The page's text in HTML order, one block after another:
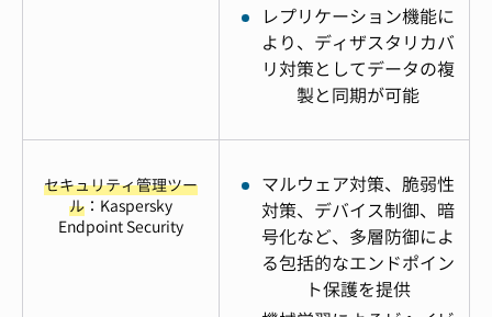
レプリケーション機能に
より、ディザスタリカバ
リ対策としてデータの複
製と同期が可能
セキュリティ管理ツー
ル ：Kaspersky
Endpoint Security
マルウェア対策、脆弱性
対策、デバイス制御、暗
号化など、多層防御によ
る包括的なエンドポイン
ト保護を提供